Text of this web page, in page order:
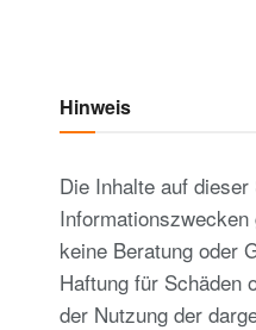
Hinweis
Die Inhalte auf
keine Beratung oder
Haftung für Schäden
der Nutzung der